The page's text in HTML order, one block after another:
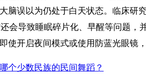
脑误以为仍处于白天状态。临床研
会导致睡眠碎片化、早醒等问题
使开启夜间模式或使用防蓝光眼镜
个少数民族的民间舞蹈？